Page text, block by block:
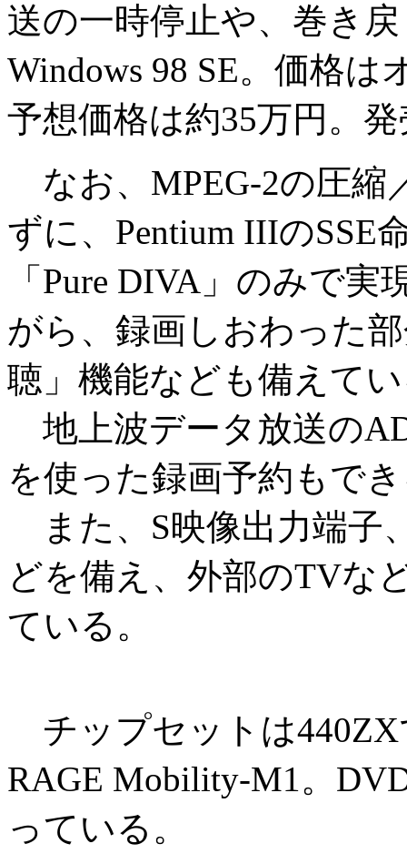
送の一時停止や、巻き
Windows 98 SE。価格
予想価格は約35万円。
なお、MPEG-2の圧縮
ずに、Pentium IIIのSSE
「Pure DIVA」のみで
がら、録画しおわった
聴」機能なども備えて
地上波データ放送の
を使った録画予約もで
また、S映像出力端子
どを備え、外部のTVな
ている。
チップセットは
RAGE Mobility-M1。
っている。